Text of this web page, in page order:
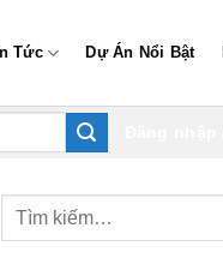
Tức Dự Án Nổi Bật